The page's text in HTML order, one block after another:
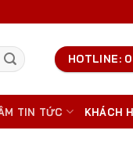
HOTLINE:
TIN TỨC KHÁCH